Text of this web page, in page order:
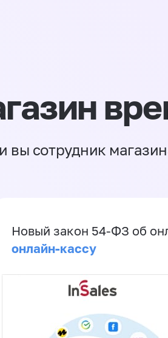
вы сотрудник
Новый закон 54-ФЗ об
онлайн-кассу